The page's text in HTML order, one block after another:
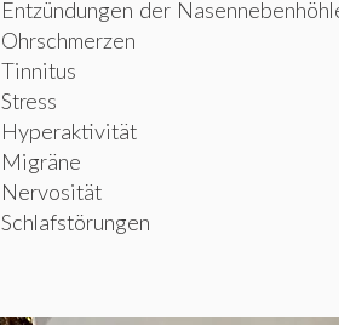
Entzündungen der
Ohrschmerzen
Tinnitus
Stress
Hyperaktivität
Migräne
Nervosität
Schlafstörungen